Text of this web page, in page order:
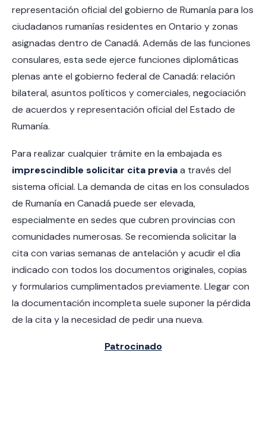
representación oficial del gobierno de Rumanía para los
ciudadanos rumanías residentes en Ontario y zonas
asignadas dentro de Canadá. Además de las funciones
consulares, esta sede ejerce funciones diplomáticas
plenas ante el gobierno federal de Canadá: relación
bilateral, asuntos políticos y comerciales, negociación
de acuerdos y representación oficial del Estado de
Rumanía.
Para realizar cualquier trámite en la embajada es
imprescindible solicitar cita previaa través del
sistema oficial. La demanda de citas en los consulados
de Rumanía en Canadá puede ser elevada,
especialmente en sedes que cubren provincias con
comunidades numerosas. Se recomienda solicitar la
cita con varias semanas de antelación y acudir el día
indicado con todos los documentos originales, copias
y formularios cumplimentados previamente. Llegar con
la documentación incompleta suele suponer la pérdida
de la cita y la necesidad de pedir una nueva.